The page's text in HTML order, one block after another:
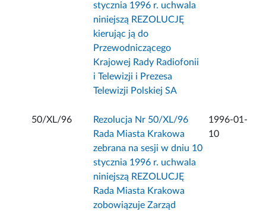
stycznia 1996 r. uchwala
niniejszą REZOLUCJĘ
kierując ją do
Przewodniczącego
Krajowej Rady Radiofonii
i Telewizji i Prezesa
Telewizji Polskiej SA
50/XL/96
Rezolucja Nr 50/XL/96
Rada Miasta Krakowa
zebrana na sesji w dniu 10
stycznia 1996 r. uchwala
niniejszą REZOLUCJĘ
Rada Miasta Krakowa
zobowiązuje Zarząd
1996-01-
10